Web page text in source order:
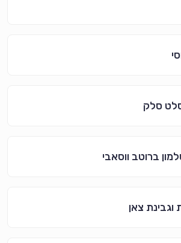
סלט סלק
ברוטב ווסאבי
וגבינת צאן